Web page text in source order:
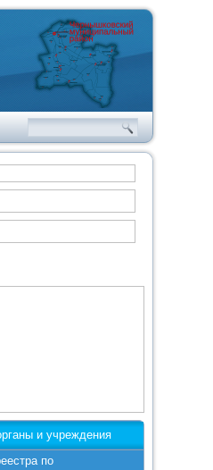
и учреждения
по